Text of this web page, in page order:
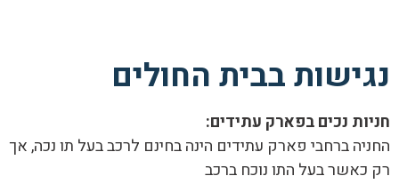
נגישות בבית החולים
חניות נכים בפארק עתידים:
החניה ברחבי פארק עתידים הינה בחינם לרכב בעל תו נכה, אך
רק כאשר בעל התו נוכח ברכב